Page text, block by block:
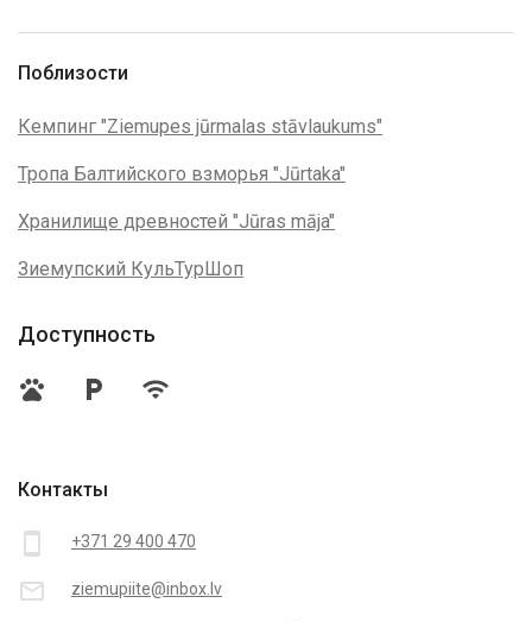
Контакты
smartphone +371 29 400 470
mail_outline ziemupiite@inbox.lv
Поблизости
Кемпинг "Ziemupes jūrmalas stāvlaukums"
Тропа Балтийского взморья "Jūrtaka"
Хранилище древностей "Jūras māja"
Зиемупский КульТурШоп
Доступность
pets local_parking wifi